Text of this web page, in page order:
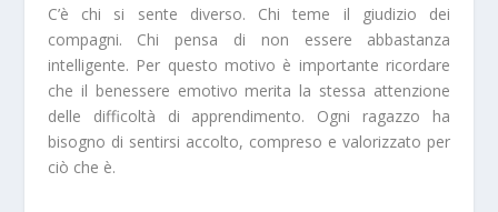
C’è chi si sente diverso. Chi teme il giudizio dei
compagni. Chi pensa di non essere abbastanza
intelligente. Per questo motivo è importante ricordare
che il benessere emotivo merita la stessa attenzione
delle difficoltà di apprendimento. Ogni ragazzo ha
bisogno di sentirsi accolto, compreso e valorizzato per
ciò che è.